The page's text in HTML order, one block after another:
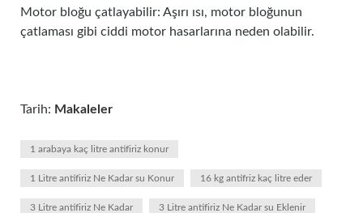
Motor bloğu çatlayabilir: Aşırı ısı, motor bloğunun
çatlaması gibi ciddi motor hasarlarına neden olabilir.
Tarih: Makaleler
1 arabaya kaç litre antifiriz konur
1 Litre antifiriz Ne Kadar su Konur 16 kg antifriz kaç litre eder
3 Litre antifiriz Ne Kadar 3 Litre antifiriz Ne Kadar su Eklenir